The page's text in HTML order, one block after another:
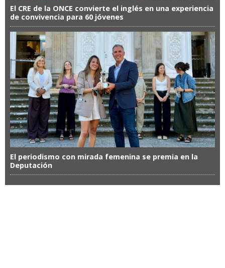
El CRE de la ONCE convierte el inglés en una experiencia
de convivencia para 60 jóvenes
El periodismo con mirada femenina se premia en la
Deputación